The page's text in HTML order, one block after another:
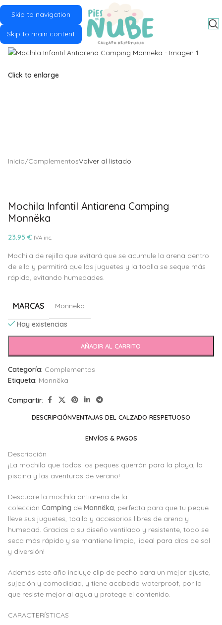
Skip to navigation
Skip to main content
Click to enlarge
Inicio/ComplementosVolver al listado
Mochila Infantil Antiarena Camping
Monnëka
23.95 € IVA inc.
Mochila de rejilla que evitará que se acumule la arena dentro
de ella y permitirá que los juguetes y la toalla se seque más
rápido, evitando humedades.
MARCAS Monnëka
Hay existencias
AÑADIR AL CARRITO
Categoría: Complementos
Etiqueta: Monnëka
Compartir:
DESCRIPCIÓNVENTAJAS DEL CALZADO RESPETUOSO
ENVÍOS & PAGOS
Descripción
¡La mochila que todos los peques querrán para la playa, la
piscina y las aventuras de verano!
Descubre la mochila antiarena de la
colección Camping de Monnëka, perfecta para que tu peque
lleve sus juguetes, toalla y accesorios libres de arena y
humedad. Gracias a su diseño ventilado y resistente, todo se
seca más rápido y se mantiene limpio, ¡ideal para días de sol
y diversión!
Además este año incluye clip de pecho para un mejor ajuste,
sujeción y comodidad, y tiene acabado waterproof, por lo
que resiste mejor al agua y protege el contenido.
CARACTERÍSTICAS